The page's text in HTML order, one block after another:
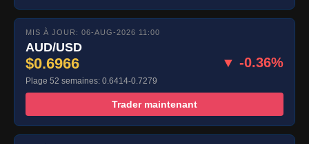
MIS À JOUR: 06-AUG-2026 11:00
AUD/USD
$0.6966 ▼ -0.36%
Plage 52 semaines: 0.6414-0.7279
Trader maintenant